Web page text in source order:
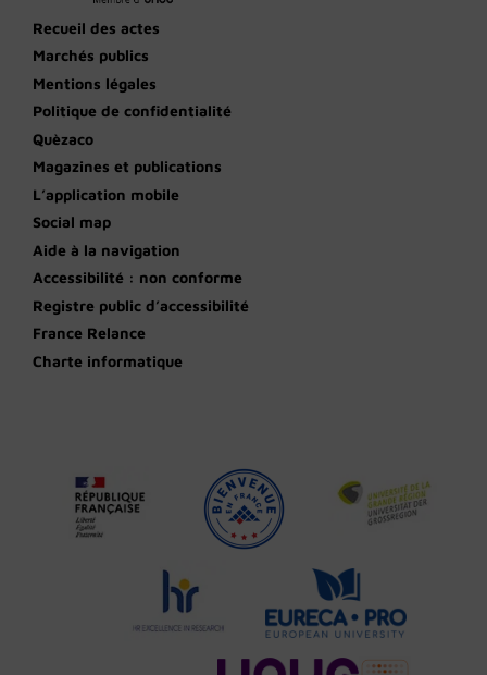
Recueil des actes
Marchés publics
Mentions légales
Politique de confidentialité
Quèzaco
Magazines et publications
L’application mobile
Social map
Aide à la navigation
Accessibilité : non conforme
Registre public d’accessibilité
France Relance
Charte informatique